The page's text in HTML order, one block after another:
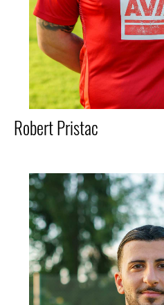
Robert Pristac